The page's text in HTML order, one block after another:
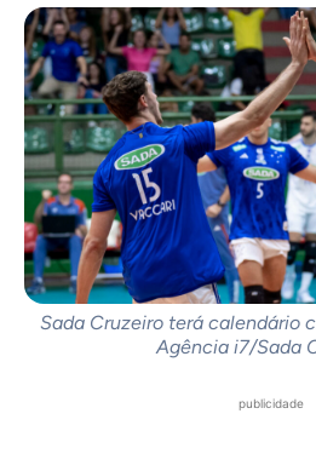
Sada Cruzeiro terá calendário
Agência i7/Sada
publicidade